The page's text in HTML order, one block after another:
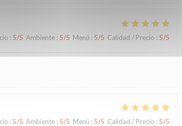
: 5/5 Ambiente : 5/5 Menú : 5/5 Calidad / Precio : 5/5
: 5/5 Ambiente : 5/5 Menú : 5/5 Calidad / Precio : 5/5